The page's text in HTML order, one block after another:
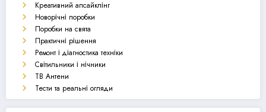
Креативний апсайклінг
Новорічні поробки
Поробки на свята
Практичні рішення
Ремонт і діагностика техніки
Світильники і нічники
ТВ Антени
Тести та реальні огляди